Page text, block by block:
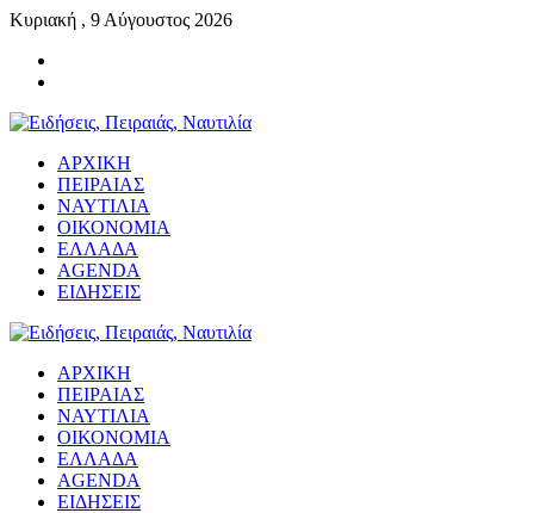
Κυριακή , 9 Αύγουστος 2026
ΑΡΧΙΚΗ
ΠΕΙΡΑΙΑΣ
ΝΑΥΤΙΛΙΑ
ΟΙΚΟΝΟΜΙΑ
ΕΛΛΑΔΑ
AGENDA
ΕΙΔΗΣΕΙΣ
ΑΡΧΙΚΗ
ΠΕΙΡΑΙΑΣ
ΝΑΥΤΙΛΙΑ
ΟΙΚΟΝΟΜΙΑ
ΕΛΛΑΔΑ
AGENDA
ΕΙΔΗΣΕΙΣ